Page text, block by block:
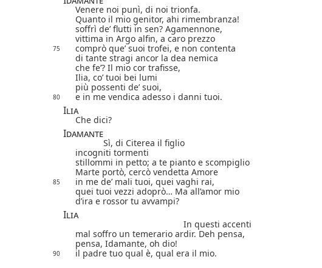
Venere noi punì, di noi trionfa.
Quanto il mio genitor, ahi rimembranza!
soffrì de’ flutti in sen? Agamennone,
vittima in Argo alfin, a caro prezzo
75 comprò que’ suoi trofei, e non contenta
di tante stragi ancor la dea nemica
che fe’? Il mio cor trafisse,
Ilia, co’ tuoi bei lumi
più possenti de’ suoi,
80 e in me vendica adesso i danni tuoi.
Ilia
Che dici?
Idamante
Sì, di Citerea il figlio
incogniti tormenti
stillommi in petto; a te pianto e scompiglio
Marte portò, cercò vendetta Amore
85 in me de’ mali tuoi, quei vaghi rai,
quei tuoi vezzi adoprò… Ma all’amor mio
d’ira e rossor tu avvampi?
Ilia
In questi accenti
mal soffro un temerario ardir. Deh pensa,
pensa, Idamante, oh dio!
90 il padre tuo qual è, qual era il mio.